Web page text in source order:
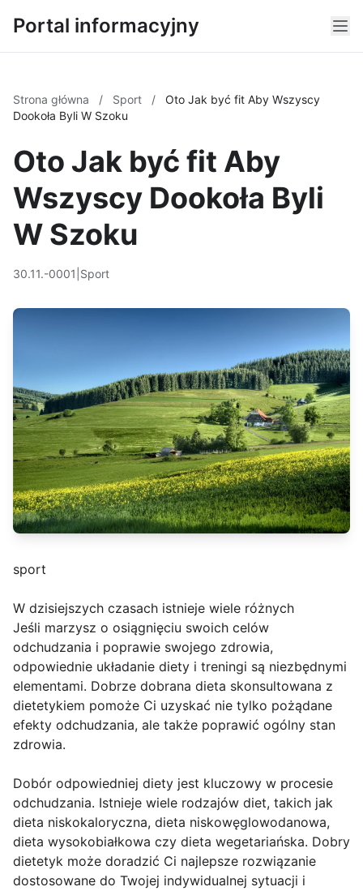
Portal informacyjny
Strona główna / Sport /
Oto Jak być fit Aby Wszyscy
Dookoła Byli W Szoku
Oto Jak być fit Aby
Wszyscy Dookoła Byli
W Szoku
30.11.-0001 Sport
sport
W dzisiejszych czasach istnieje wiele różnych
Jeśli marzysz o osiągnięciu swoich celów
odchudzania i poprawie swojego zdrowia,
odpowiednie układanie diety i treningi są niezbędnymi
elementami. Dobrze dobrana dieta skonsultowana z
dietetykiem pomoże Ci uzyskać nie tylko pożądane
efekty odchudzania, ale także poprawić ogólny stan
zdrowia.
Dobór odpowiedniej diety jest kluczowy w procesie
odchudzania. Istnieje wiele rodzajów diet, takich jak
dieta niskokaloryczna, dieta niskowęglowodanowa,
dieta wysokobiałkowa czy dieta wegetariańska. Dobry
dietetyk może doradzić Ci najlepsze rozwiązanie
dostosowane do Twojej indywidualnej sytuacji i